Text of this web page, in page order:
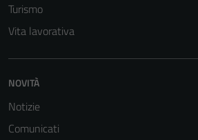
Turismo
Vita lavorativa
NOVITÀ
Notizie
Comunicati